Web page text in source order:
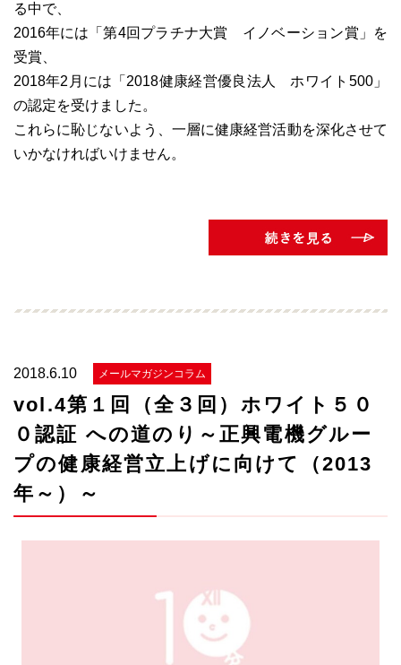
る中で、
2016年には 「第4回プラチナ大賞 イノベーション賞」
を
受賞、
2018年2月には 「2018健康経営優良法人 ホワイト500」
の認定を受けました。
これらに恥じないよう、一層に健康経営活動を深化させて
いかなければいけません。
2018.6.10 メールマガジンコラム
vol.4第１回（全３回）ホワイト５０
０認証 への道のり～正興電機グルー
プの健康経営立上げに向けて（2013
年～）～